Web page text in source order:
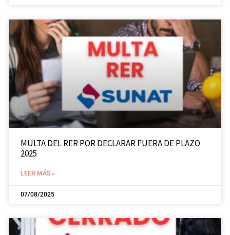
MULTA DEL RER POR DECLARAR FUERA DE PLAZO
2025
LEER MÁS »
07/08/2025